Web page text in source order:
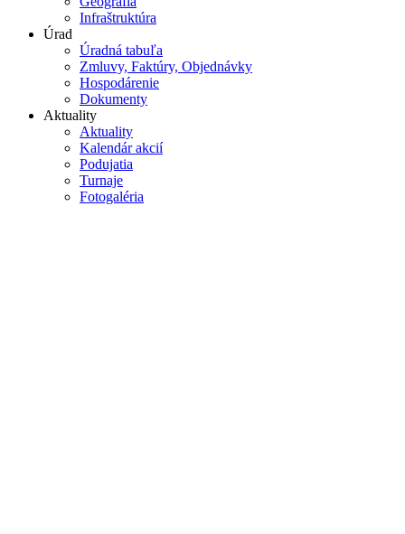
Infraštruktúra
Úrad
Úradná tabuľa
Zmluvy, Faktúry, Objednávky
Hospodárenie
Dokumenty
Aktuality
Aktuality
Kalendár akcií
Podujatia
Turnaje
Fotogaléria